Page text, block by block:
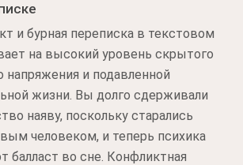
и бурная переписка в текстовом
на высокий уровень скрытого
напряжения и подавленной
жизни. Вы долго сдерживали
наяву, поскольку старались
человеком, и теперь психика
балласт во сне. Конфликтная